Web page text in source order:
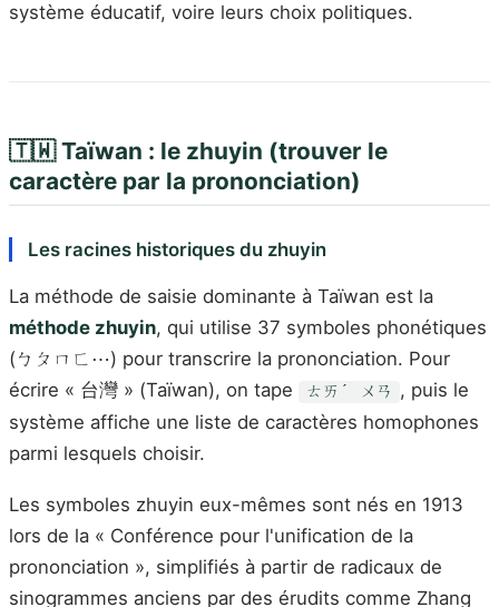
système éducatif, voire leurs choix politiques.
🇹🇼 Taïwan : le zhuyin (trouver le
caractère par la prononciation)
Les racines historiques du zhuyin
La méthode de saisie dominante à Taïwan est la
méthode zhuyin, qui utilise 37 symboles phonétiques
(ㄅㄆㄇㄈ⋯) pour transcrire la prononciation. Pour
écrire « 台灣 » (Taïwan), on tape
ㄊㄞˊ ㄨㄢ
, puis le
système affiche une liste de caractères homophones
parmi lesquels choisir.
Les symboles zhuyin eux-mêmes sont nés en 1913
lors de la « Conférence pour l'unification de la
prononciation », simplifiés à partir de radicaux de
sinogrammes anciens par des érudits comme Zhang